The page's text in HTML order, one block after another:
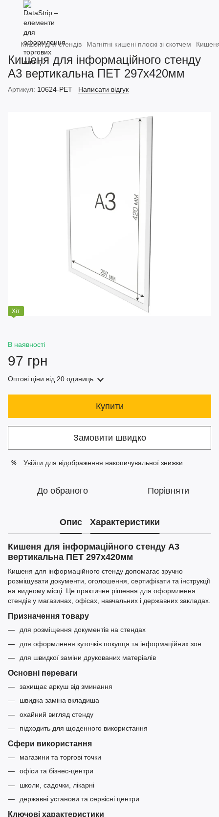
Кишені для стендів Магнітні кишені плоскі зі скотчем
Кишеня для інформаційного стенду
A3 вертикальна ПЕТ 297x420мм
Артикул: 10624-PET Написати відгук
Хіт
В наявності
97 грн
Оптові ціни від 20 одиниць
Купити
Замовити швидко
% Увійти для відображення накопичувальної знижки
До обраного Порівняти
Опис Характеристики
Кишеня для інформаційного стенду A3
вертикальна ПЕТ 297x420мм
Кишеня для інформаційного стенду допомагає зручно
розміщувати документи, оголошення, сертифікати та інструкції
на видному місці. Це практичне рішення для оформлення
стендів у магазинах, офісах, навчальних і державних закладах.
Призначення товару
для розміщення документів на стендах
для оформлення куточків покупця та інформаційних зон
для швидкої заміни друкованих матеріалів
Основні переваги
захищає аркуш від зминання
швидка заміна вкладиша
охайний вигляд стенду
підходить для щоденного використання
Сфери використання
магазини та торгові точки
офіси та бізнес-центри
школи, садочки, лікарні
державні установи та сервісні центри
Ключові характеристики